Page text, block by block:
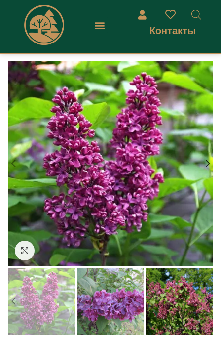
Контакты
Увеличить